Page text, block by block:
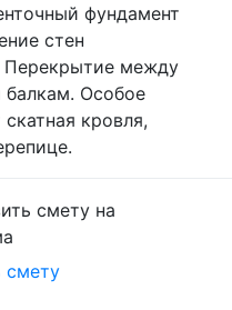
фундамент
стен
Перекрытие между
Особое
кровля,
смету на
смету